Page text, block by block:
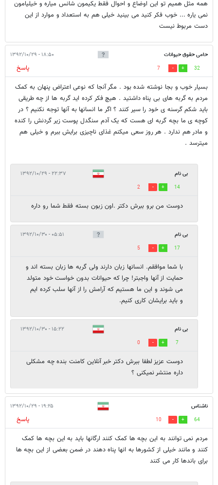
همه مثل همیم تو این اوضاع و احوال فقط یکیمون شانس میاره و خیلیامون
نمی یاره ... خوب فکر کنید می بینید خیلی هم به استعداد و موارد از این
دست مربوط نیست
حامی حقوق حیوانات ۱۸:۵۰ - ۱۳۹۲/۱۰/۲۹
32
7
پاسخ
بسیار خوب و بجا نوشته شده بود . مگر آنجا که نوعی اعتراض پنهان به کمک
مردم به گربه های بی پناه داشتید . هیچ فکر کرده اید گربه ها از چه طریقی
باید شکم گرسنه ی خود را سیر کنند ؟ اگر ما انسانها به آنها توجه نکنیم ؟ در
کوچه ی ما بچه گربه ای هست که یک آدم سنگدل پوست زیر گردنش را کنده
و مادر هم ندارد . هر روز سعی میکنم غذای ناچیزی برایش ببرم و خیلی هم
میترسد .
بی نام ۲۲:۳۷ - ۱۳۹۲/۱۰/۲۹
14
2
دوست من برو ببرش دکتر .اون زبون بسته فقط شما رو داره
بی نام ۰۵:۵۱ - ۱۳۹۲/۱۰/۳۰
17
5
با شما موافقم. انسانها زبان دارند ولی گربه ها زبان بسته اند و
حمایت از آنها واجبتر! چرا که حیوانات بدون خواست خود متولد
می شوند و این ما هستیم که آرامش را از آنها سلب کرده ایم
و باید برایشان کاری کنیم.
بی نام ۱۵:۲۲ - ۱۳۹۲/۱۰/۳۰
7
0
دوست عزیز لطفا ببرش دکتر خبر آنلاین کامنت بنده چه مشکلی
داره منتشر نمیکنی ؟
ناشناس ۱۹:۲۵ - ۱۳۹۲/۱۰/۲۹
64
10
پاسخ
مردم نمی توانند به این بچه ها کمک کنند ارگانها باید به این بچه ها کمک
کنند و مانند خیلی از کشورها به انها پناه دهند در ضمن بعضی از این بچه ها
برای باندها کار می کنند